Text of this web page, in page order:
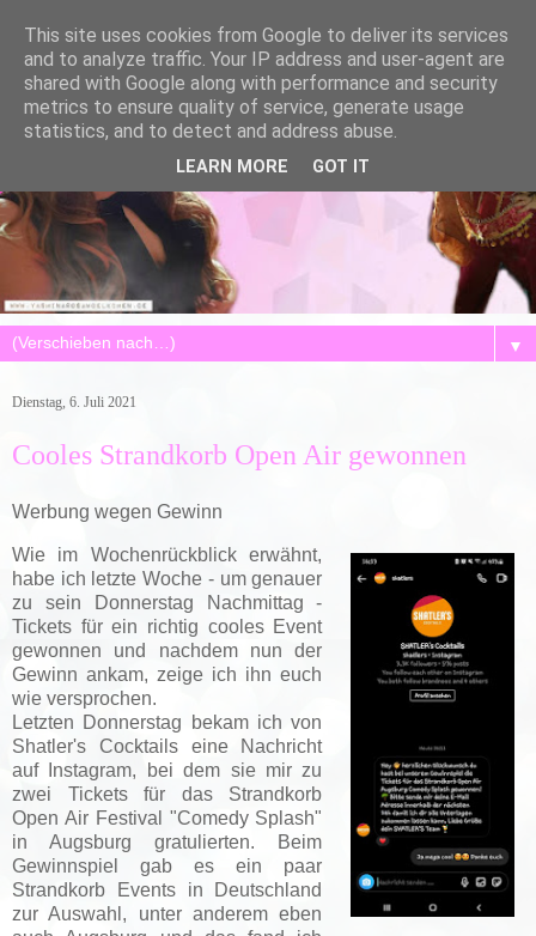
▼
Dienstag, 6. Juli 2021
Cooles Strandkorb Open Air gewonnen
Werbung wegen Gewinn
Wie im Wochenrückblick erwähnt,
habe ich letzte Woche - um genauer
zu sein Donnerstag Nachmittag -
Tickets für ein richtig cooles Event
gewonnen und nachdem nun der
Gewinn ankam, zeige ich ihn euch
wie versprochen.
Letzten Donnerstag bekam ich von
Shatler's Cocktails eine Nachricht
auf Instagram, bei dem sie mir zu
zwei Tickets für das Strandkorb
Open Air Festival "Comedy Splash"
in Augsburg gratulierten. Beim
Gewinnspiel gab es ein paar
Strandkorb Events in Deutschland
zur Auswahl, unter anderem eben
This site uses cookies from Google to deliver its services
and to analyze traffic. Your IP address and user-agent are
shared with Google along with performance and security
metrics to ensure quality of service, generate usage
statistics, and to detect and address abuse.
LEARN MORE GOT IT